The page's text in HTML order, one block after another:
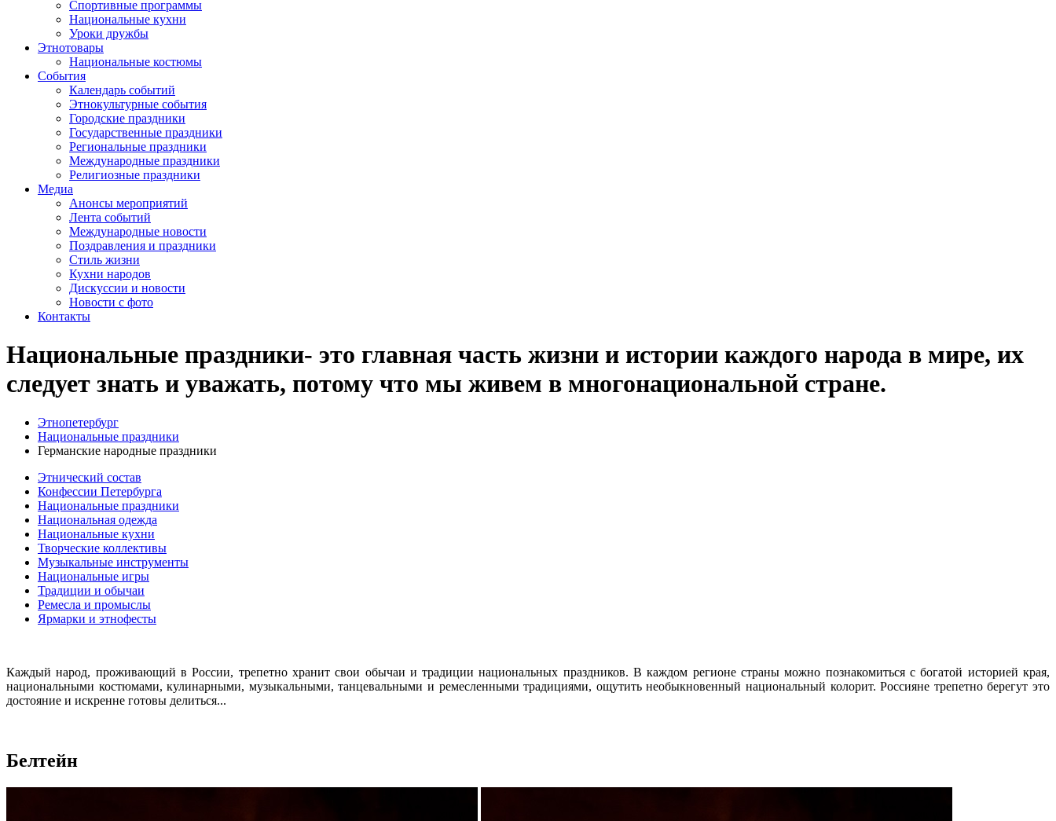
Спортивные программы
Национальные кухни
Уроки дружбы
Этнотовары
Национальные костюмы
События
Календарь событий
Этнокультурные события
Городские праздники
Государственные праздники
Региональные праздники
Международные праздники
Религиозные праздники
Медиа
Анонсы мероприятий
Лента событий
Международные новости
Поздравления и праздники
Cтиль жизни
Кухни народов
Дискуссии и новости
Новости с фото
Контакты
Национальные праздники- это главная часть жизни и истории каждого народа в мире, их
следует знать и уважать, потому что мы живем в многонациональной стране.
Этнопетербург
Национальные праздники
Германские народные праздники
Этнический состав
Конфессии Петербурга
Национальные праздники
Национальная одежда
Национальные кухни
Творческие коллективы
Музыкальные инструменты
Национальные игры
Традиции и обычаи
Ремесла и промыслы
Ярмарки и этнофесты
Каждый народ, проживающий в России, трепетно хранит свои обычаи и традиции национальных праздников. В каждом регионе страны можно познакомиться с богатой историей края,
национальными костюмами, кулинарными, музыкальными, танцевальными и ремесленными традициями, ощутить необыкновенный национальный колорит. Россияне трепетно берегут это
достояние и искренне готовы делиться...
Белтейн